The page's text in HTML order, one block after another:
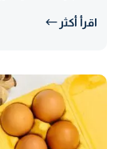
اقرأ أكثر